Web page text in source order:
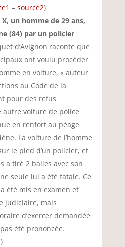
– source2)
X, un homme de 29 ans,
(84) par un policier
d’Avignon raconte que
ont voulu procéder
en voiture, « auteur
au Code de la
pour des refus
autre voiture de police
en renfort au péage
La voiture de l’homme
le pied d’un policier, et
a tiré 2 balles avec son
seule lui a été fatale. Ce
été mis en examen et
judiciaire, mais
d’exercer demandée
été prononcée.
)